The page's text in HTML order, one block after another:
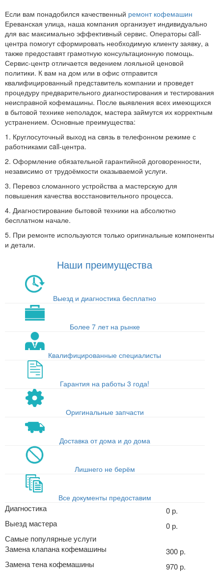
Если вам понадобился качественный ремонт кофемашин
Ереванская улица, наша компания организует индивидуально
для вас максимально эффективный сервис. Операторы call-
центра помогут сформировать необходимую клиенту заявку, а
также предоставят грамотную консультационную помощь.
Сервис-центр отличается ведением лояльной ценовой
политики. К вам на дом или в офис отправится
квалифицированный представитель компании и проведет
процедуру предварительного диагностирования и тестирования
неисправной кофемашины. После выявления всех имеющихся
в бытовой технике неполадок, мастера займутся их корректным
устранением. Основные преимущества:
1. Круглосуточный выход на связь в телефонном режиме с
работниками call-центра.
2. Оформление обязательной гарантийной договоренности,
независимо от трудоёмкости оказываемой услуги.
3. Перевоз сломанного устройства а мастерскую для
повышения качества восстановительного процесса.
4. Диагностирование бытовой техники на абсолютно
бесплатном начале.
5. При ремонте используются только оригинальные компоненты
и детали.
Наши преимущества
Выезд и диагностика бесплатно
Более 7 лет на рынке
Квалифицированные специалисты
Гарантия на работы 3 года!
Оригинальные запчасти
Доставка от дома и до дома
Лишнего не берём
Все документы предоставим
Диагностика
0 р.
Выезд мастера
0 р.
Самые популярные услуги
Замена клапана кофемашины
300 р.
Замена тена кофемашины
970 р.